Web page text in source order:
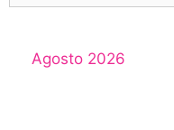
Agosto 2026